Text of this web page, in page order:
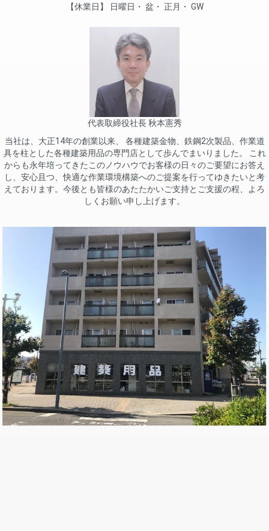
休業日
日曜日 盆 正月 GW
代表取締役社長 秋本憲秀
当社は、大正14年の創業以来、 各種建築金物、鉄鋼2次製品、作業道
具を柱とした各種建築用品の専門店として歩んでまいりました。 これ
からも永年培ってきたこのノウハウでお客様の日々のご要望にお答え
し、安心且つ、快適な作業環境構築へのご提案を行ってゆきたいと考
えております。今後とも皆様のあたたかいご支持とご支援の程、よろ
しくお願い申し上げます。